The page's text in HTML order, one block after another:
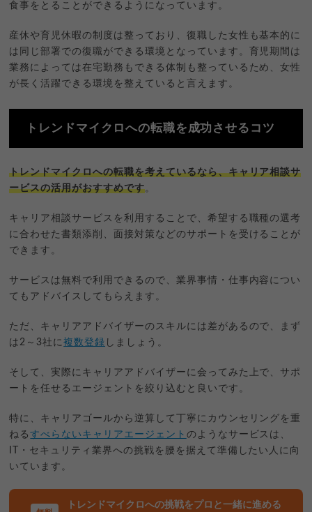
食事をとることができるようになっています。
産休や育児休暇の制度は整っており、復職した女性も基本的に
は同じ部署での復職ができる環境となっています。育児期間は
業務によっては在宅勤務もできる体制も整っているため、女性
が長く活躍できる環境を整えていると言えます。
トレンドマイクロへの転職を成功させるコツ
トレンドマイクロへの転職を考えているなら、キャリア相談サ
ービスの活用がおすすめです。
キャリア相談サービスを利用することで、希望する職種の選考
に合わせた書類添削、面接対策などのサポートを受けることが
できます。
サービスは無料で利用できるので、業界事情・仕事内容につい
てもアドバイスしてもらえます。
ただ、キャリアアドバイザーのスキルには差があるので、まず
は2～3社に複数登録 しましょう。
そして、実際にキャリアアドバイザーに会ってみた上で、サポ
ートを任せるエージェントを絞り込むと良いです。
特に、キャリアゴールから逆算して丁寧にカウンセリングを重
ねるすべらないキャリアエージェント のようなサービスは、
IT・セキュリティ業界への挑戦を腰を据えて準備したい人に向
いています。
トレンドマイクロへの挑戦をプロと一緒に進める